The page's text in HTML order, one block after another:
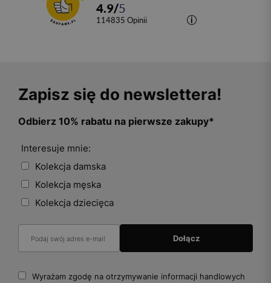
4.9/5
114835 opinii
Zapisz się do newslettera!
Odbierz 10% rabatu na pierwsze zakupy*
Interesuje mnie:
Kolekcja damska
Kolekcja męska
Kolekcja dziecięca
Wyrażam zgodę na otrzymywanie informacji handlowych